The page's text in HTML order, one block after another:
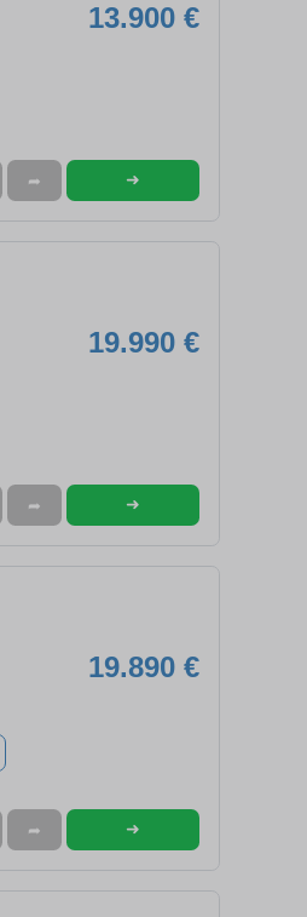
13.900 €
➦ ➜
19.990 €
➦ ➜
19.890 €
➦ ➜